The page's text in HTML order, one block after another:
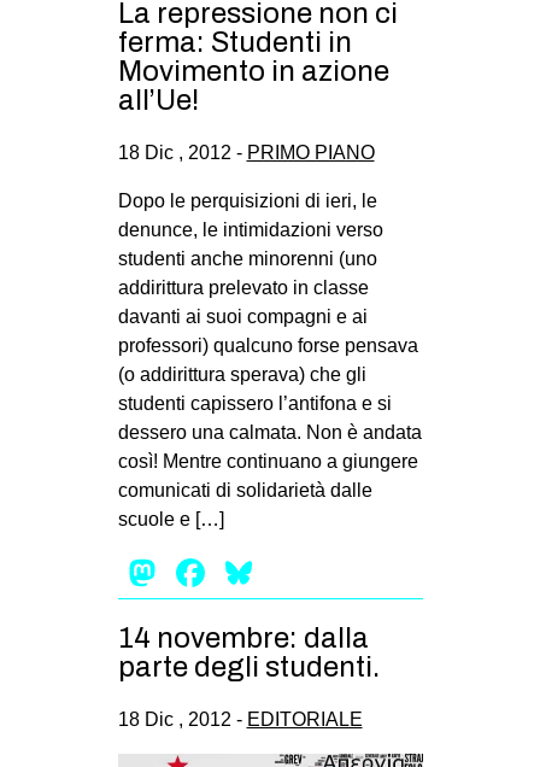
La repressione non ci
ferma: Studenti in
Movimento in azione
all’Ue!
18 Dic , 2012 - PRIMO PIANO
Dopo le perquisizioni di ieri, le
denunce, le intimidazioni verso
studenti anche minorenni (uno
addirittura prelevato in classe
davanti ai suoi compagni e ai
professori) qualcuno forse pensava
(o addirittura sperava) che gli
studenti capissero l’antifona e si
dessero una calmata. Non è andata
così! Mentre continuano a giungere
comunicati di solidarietà dalle
scuole e […]
Mastodon
Facebook
14 novembre: dalla
parte degli studenti.
18 Dic , 2012 - EDITORIALE